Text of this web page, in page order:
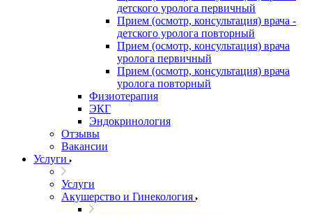
детского уролога первичный
Прием (осмотр, консультация) врача -
детского уролога повторный
Прием (осмотр, консультация) врача
уролога первичный
Прием (осмотр, консультация) врача
уролога повторный
Физиотерапия
ЭКГ
Эндокринология
Отзывы
Вакансии
Услуги
Услуги
Акушерство и Гинекология